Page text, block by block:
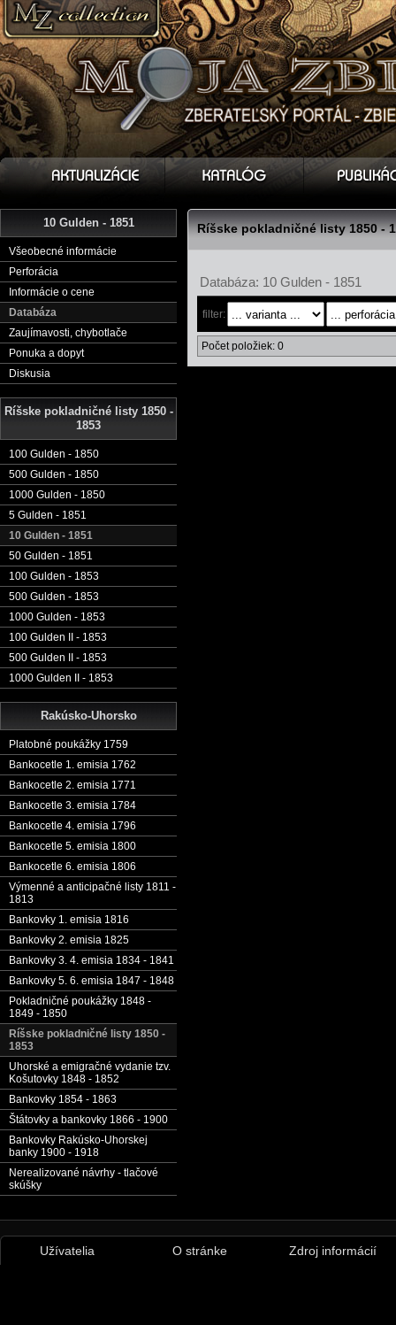
10 Gulden - 1851
Všeobecné informácie
Perforácia
Informácie o cene
Databáza
Zaujímavosti, chybotlače
Ponuka a dopyt
Diskusia
Ríšske pokladničné listy 1850 -
1853
100 Gulden - 1850
500 Gulden - 1850
1000 Gulden - 1850
5 Gulden - 1851
10 Gulden - 1851
50 Gulden - 1851
100 Gulden - 1853
500 Gulden - 1853
1000 Gulden - 1853
100 Gulden II - 1853
500 Gulden II - 1853
1000 Gulden II - 1853
Rakúsko-Uhorsko
Platobné poukážky 1759
Bankocetle 1. emisia 1762
Bankocetle 2. emisia 1771
Bankocetle 3. emisia 1784
Bankocetle 4. emisia 1796
Bankocetle 5. emisia 1800
Bankocetle 6. emisia 1806
Výmenné a anticipačné listy 1811 -
1813
Bankovky 1. emisia 1816
Bankovky 2. emisia 1825
Bankovky 3. 4. emisia 1834 - 1841
Bankovky 5. 6. emisia 1847 - 1848
Pokladničné poukážky 1848 -
1849 - 1850
Ríšske pokladničné listy 1850 -
1853
Uhorské a emigračné vydanie tzv.
Košutovky 1848 - 1852
Bankovky 1854 - 1863
Štátovky a bankovky 1866 - 1900
Bankovky Rakúsko-Uhorskej
banky 1900 - 1918
Nerealizované návrhy - tlačové
skúšky
Ríšske pokladničné listy 1850 -
Databáza: 10 Gulden - 1851
filter:
Počet položiek: 0
Užívatelia O stránke Zdroj informácií